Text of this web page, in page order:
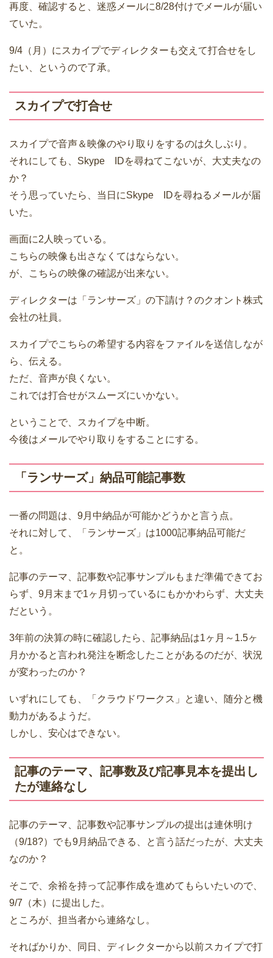
再度、確認すると、迷惑メールに8/28付けでメールが届い
ていた。
9/4（月）にスカイプでディレクターも交えて打合せをし
たい、というので了承。
スカイプで打合せ
スカイプで音声＆映像のやり取りをするのは久しぶり。
それにしても、Skype IDを尋ねてこないが、大丈夫なの
か？
そう思っていたら、当日にSkype IDを尋ねるメールが届
いた。
画面に2人映っている。
こちらの映像も出さなくてはならない。
が、こちらの映像の確認が出来ない。
ディレクターは「ランサーズ」の下請け？のクオント株式
会社の社員。
スカイプでこちらの希望する内容をファイルを送信しなが
ら、伝える。
ただ、音声が良くない。
これでは打合せがスムーズにいかない。
ということで、スカイプを中断。
今後はメールでやり取りをすることにする。
「ランサーズ」納品可能記事数
一番の問題は、9月中納品が可能かどうかと言う点。
それに対して、「ランサーズ」は1000記事納品可能だ
と。
記事のテーマ、記事数や記事サンプルもまだ準備できてお
らず、9月末まで1ヶ月切っているにもかかわらず、大丈夫
だという。
3年前の決算の時に確認したら、記事納品は1ヶ月～1.5ヶ
月かかると言われ発注を断念したことがあるのだが、状況
が変わったのか？
いずれにしても、「クラウドワークス」と違い、随分と機
動力があるようだ。
しかし、安心はできない。
記事のテーマ、記事数及び記事見本を提出し
たが連絡なし
記事のテーマ、記事数や記事サンプルの提出は連休明け
（9/18?）でも9月納品できる、と言う話だったが、大丈夫
なのか？
そこで、余裕を持って記事作成を進めてもらいたいので、
9/7（木）に提出した。
ところが、担当者から連絡なし。
そればかりか、同日、ディレクターから以前スカイプで打